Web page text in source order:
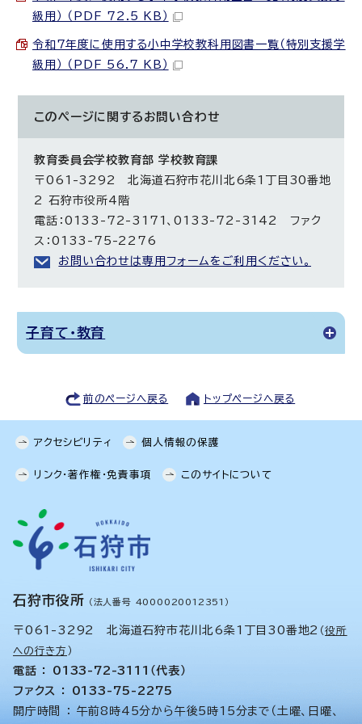
級用） （PDF 72.5 KB）
令和7年度に使用する小中学校教科用図書一覧（特別支援学
級用） （PDF 56.7 KB）
このページに関する お問い合わせ
教育委員会学校教育部 学校教育課
〒061-3292 北海道石狩市花川北6条1丁目30番地
2 石狩市役所4階
電話：0133-72-3171、0133-72-3142 ファク
ス：0133-75-2276
お問い合わせは専用フォームをご利用ください。
子育て・教育
前のページへ戻る トップページへ戻る
アクセシビリティ 個人情報の保護
リンク・著作権・免責事項 このサイトについて
石狩市役所 （法人番号 4000020012351）
〒061-3292 北海道石狩市花川北6条1丁目30番地2 （役所
への行き方 ）
電話 ： 0133-72-3111（代表）
ファクス ： 0133-75-2275
開庁時間 ： 午前8時45分から午後5時15分まで（土曜、日曜、